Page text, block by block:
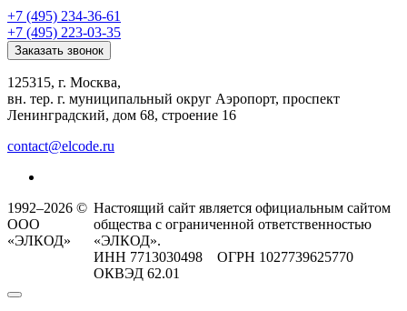
+7 (495) 234-36-61
+7 (495) 223-03-35
Заказать звонок
125315, г. Москва,
вн. тер. г. муниципальный округ Аэропорт, проспект
Ленинградский, дом 68, строение 16
contact@elcode.ru
1992–2026 ©
ООО
«ЭЛКОД»
Настоящий сайт является официальным сайтом
общества с ограниченной ответственностью
«ЭЛКОД».
ИНН 7713030498 ОГРН 1027739625770
ОКВЭД 62.01